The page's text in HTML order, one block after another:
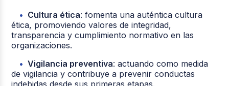
Cultura ética: fomenta una auténtica cultura
ética, promoviendo valores de integridad,
transparencia y cumplimiento normativo en las
organizaciones.
Vigilancia preventiva: actuando como medida
de vigilancia y contribuye a prevenir conductas
indebidas desde sus primeras etapas.